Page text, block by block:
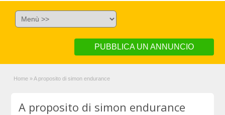
PUBBLICA UN ANNUNCIO
Home » A proposito di simon endurance
A proposito di simon endurance